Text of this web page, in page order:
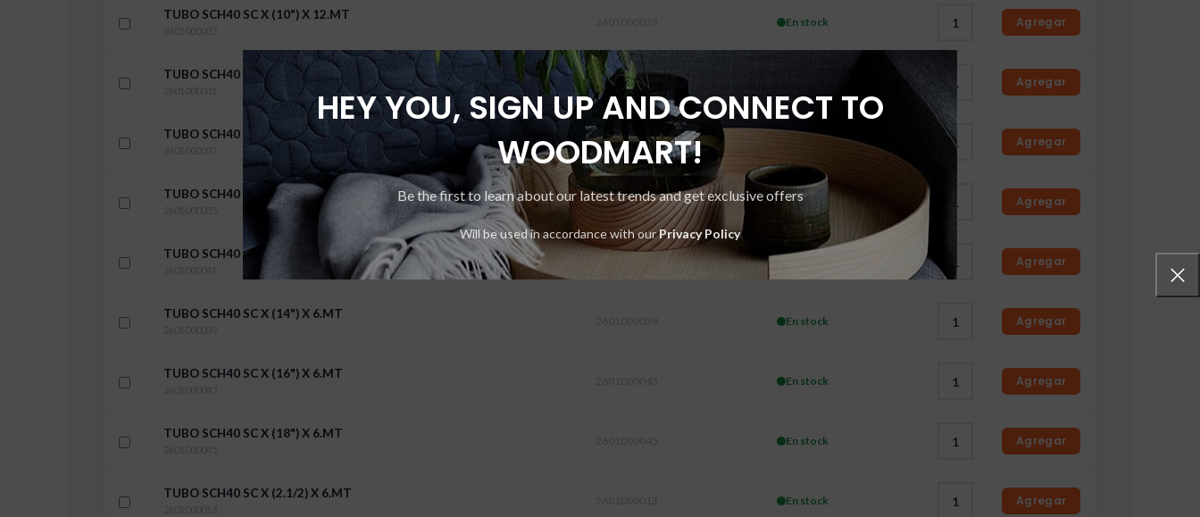
HEY YOU, SIGN UP AND CONNECT TO
WOODMART!
Be the first to learn about our latest trends and get exclusive offers
Will be used in accordance with ourPrivacy Policy
TUBO SCH40 SC X (10") X 12.MT
En stock Agregar
TUBO SCH40 SC X (10") X 6.MT
2601000031 Agregar
TUBO SCH40 SC X (12") X 12.MT
2601000037 Agregar
TUBO SCH40 SC X (12") X 6.MT
2601000035 En stock Agregar
TUBO SCH40 SC X (14") X 12 MT Agregar
TUBO SCH40 SC X (14") X 6.MT
En stock Agregar
TUBO SCH40 SC X (16") X 6.MT
En stock Agregar
TUBO SCH40 SC X (18") X 6.MT
En stock Agregar
TUBO SCH40 SC X (2.1/2) X 6.MT
En stock Agregar